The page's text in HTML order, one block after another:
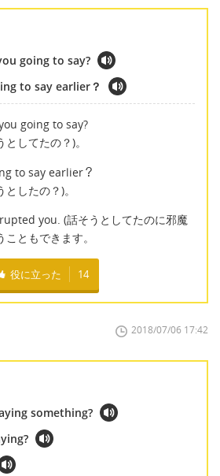
going to say?
to say earlier？
going to say?
してたの？)。
to say earlier？
したの？)。
you. (話そうとしてたのに邪魔
ともできます。
役に立った 14
2018/07/06 17:42
something?